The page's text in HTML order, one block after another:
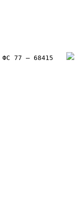
ФС 77 – 68415